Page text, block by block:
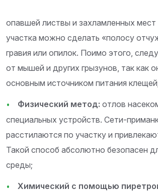
опавшей листвы и захламленных мест
участка можно сделать «полосу
гравия или опилок. Поимо этого,
от мышей и других грызунов, так как
основным источником питания
Физический метод: отлов
специальных устройств. Сети-
расстилаются по участку и
Такой способ абсолютно безопасен
среды;
Химический с помощью